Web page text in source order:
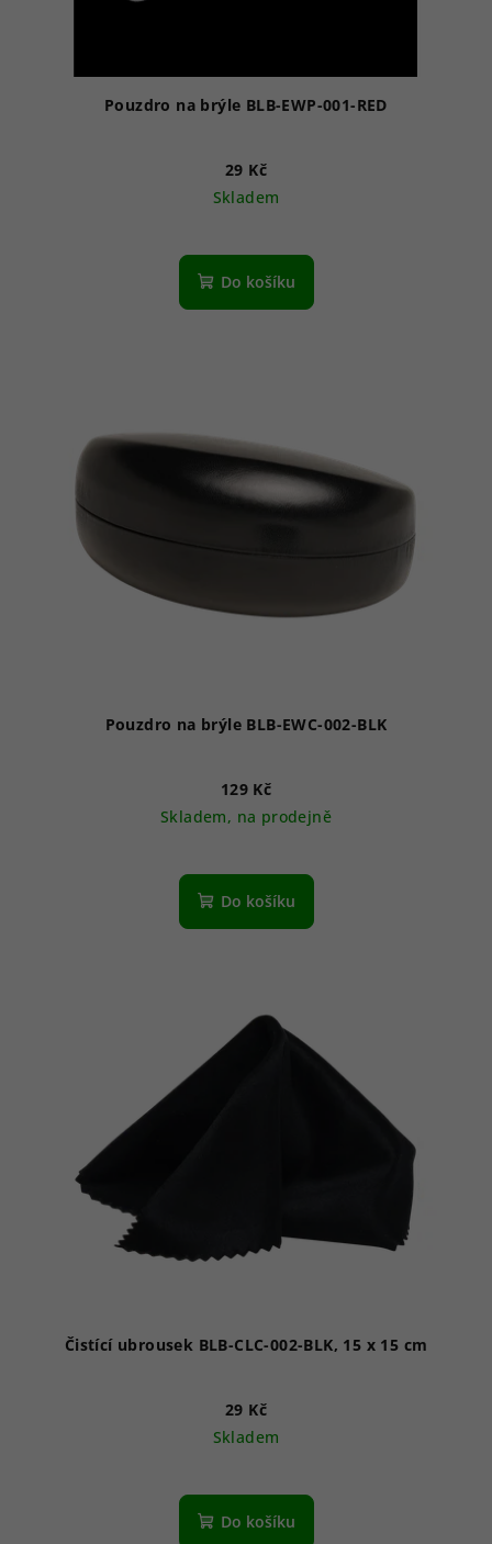
Pouzdro na brýle BLB-EWP-001-RED
29 Kč
Skladem
Do košíku
Pouzdro na brýle BLB-EWC-002-BLK
129 Kč
Skladem, na prodejně
Do košíku
Čistící ubrousek BLB-CLC-002-BLK, 15 x 15 cm
29 Kč
Skladem
Do košíku